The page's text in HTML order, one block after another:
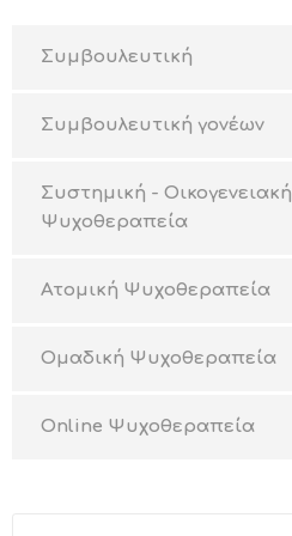
Συμβουλευτική
Συμβουλευτική γονέων
Συστημική - Οικογενειακή
Ψυχοθεραπεία
Ατομική Ψυχοθεραπεία
Ομαδική Ψυχοθεραπεία
Online Ψυχοθεραπεία